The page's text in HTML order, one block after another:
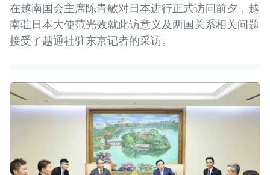
在越南国会主席陈青敏对日本进行正式访问前夕，越
南驻日本大使范光效就此访意义及两国关系相关问题
接受了越通社驻东京记者的采访。